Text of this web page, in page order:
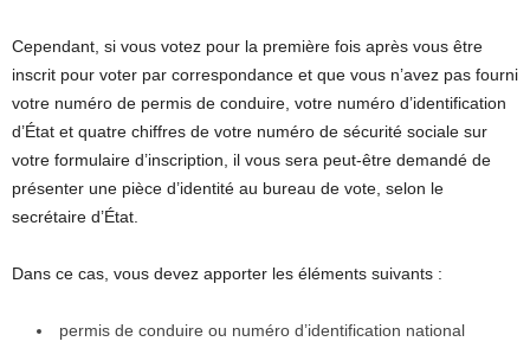
Cependant, si vous votez pour la première fois après vous être
inscrit pour voter par correspondance et que vous n’avez pas fourni
votre numéro de permis de conduire, votre numéro d’identification
d’État et quatre chiffres de votre numéro de sécurité sociale sur
votre formulaire d’inscription, il vous sera peut-être demandé de
présenter une pièce d’identité au bureau de vote, selon le
secrétaire d’État.
Dans ce cas, vous devez apporter les éléments suivants :
permis de conduire ou numéro d’identification national